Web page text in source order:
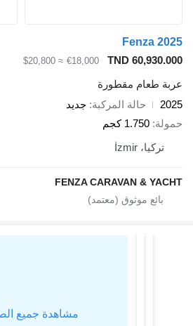
Fenza 2025
TND 60,930.000
€18,000
≈ $20,800
عربة طعام مقطورة
2025
حالة المركبة جديد
حمولة 1.750 كجم
تركيا، İzmir
FENZA CARAVAN & YACHT